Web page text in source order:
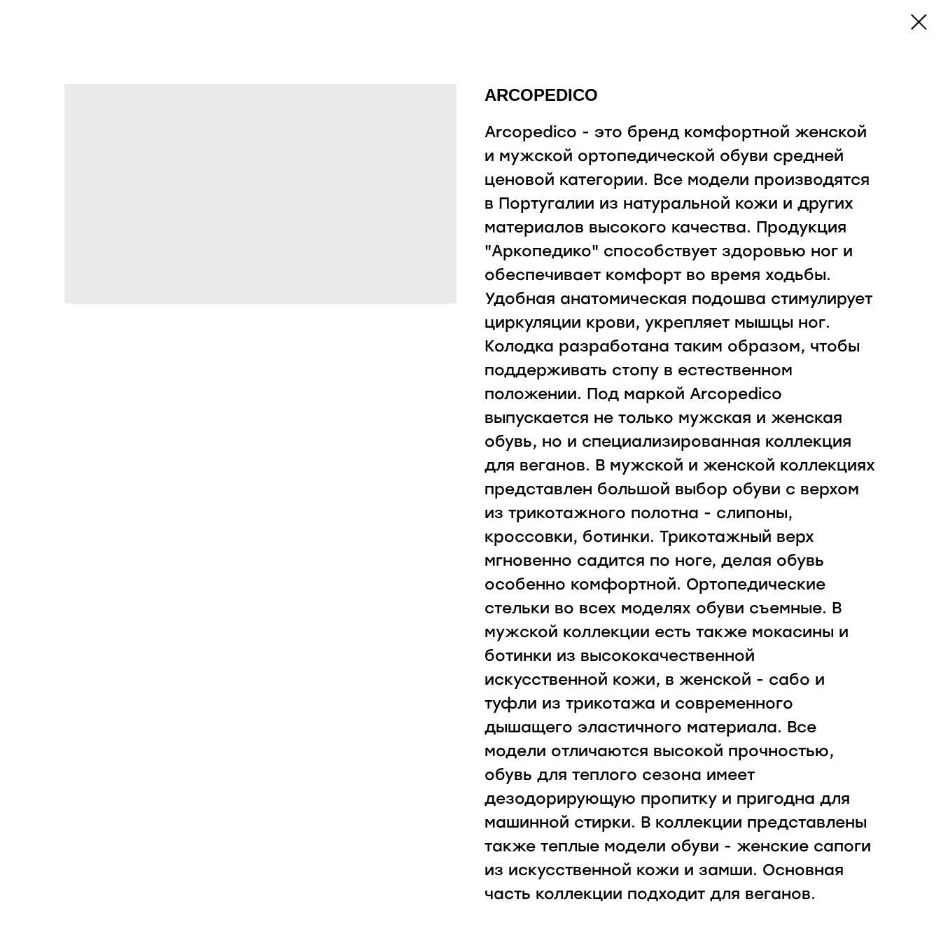
ARCOPEDICO
Arcopedico - это бренд комфортной женской
и мужской ортопедической обуви средней
ценовой категории. Все модели производятся
в Португалии из натуральной кожи и других
материалов высокого качества. Продукция
"Аркопедико" способствует здоровью ног и
обеспечивает комфорт во время ходьбы.
Удобная анатомическая подошва стимулирует
циркуляции крови, укрепляет мышцы ног.
Колодка разработана таким образом, чтобы
поддерживать стопу в естественном
положении. Под маркой Arcopedico
выпускается не только мужская и женская
обувь, но и специализированная коллекция
для веганов. В мужской и женской коллекциях
представлен большой выбор обуви с верхом
из трикотажного полотна - слипоны,
кроссовки, ботинки. Трикотажный верх
мгновенно садится по ноге, делая обувь
особенно комфортной. Ортопедические
стельки во всех моделях обуви съемные. В
мужской коллекции есть также мокасины и
ботинки из высококачественной
искусственной кожи, в женской - сабо и
туфли из трикотажа и современного
дышащего эластичного материала. Все
модели отличаются высокой прочностью,
обувь для теплого сезона имеет
дезодорирующую пропитку и пригодна для
машинной стирки. В коллекции представлены
также теплые модели обуви - женские сапоги
из искусственной кожи и замши. Основная
часть коллекции подходит для веганов.